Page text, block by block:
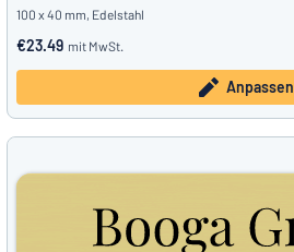
100 x 40 mm, Edelstahl
€23.49 mit MwSt.
Anpassen